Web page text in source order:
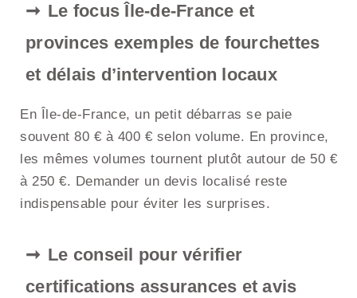
Le focus Île‑de‑France et
provinces exemples de fourchettes
et délais d’intervention locaux
En Île‑de‑France, un petit débarras se paie
souvent 80 € à 400 € selon volume. En province,
les mêmes volumes tournent plutôt autour de 50 €
à 250 €. Demander un devis localisé reste
indispensable pour éviter les surprises.
Le conseil pour vérifier
certifications assurances et avis